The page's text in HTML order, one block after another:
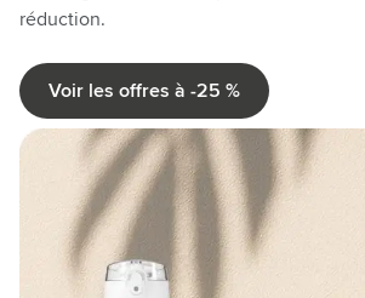
réduction.
Voir les offres à -25 %